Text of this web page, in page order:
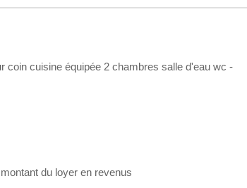
coin cuisine équipée 2 chambres salle d'eau wc -
du loyer en revenus